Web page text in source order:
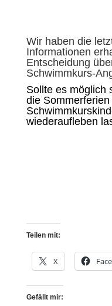
Wir haben die
Informationen
Entscheidung
Schwimmkurs-
Sollte es möglich
die
wiederaufleben
Teilen mit:
X
Gefällt mir: